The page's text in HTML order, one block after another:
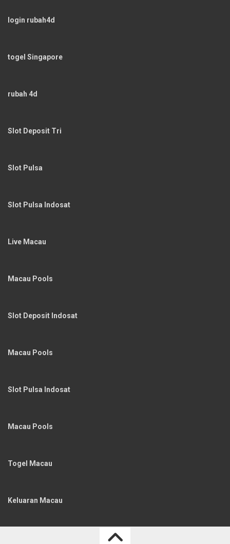
login rubah4d
togel Singapore
rubah 4d
Slot Deposit Tri
Slot Pulsa
Slot Pulsa Indosat
Live Macau
Macau Pools
Slot Deposit Indosat
Macau Pools
Slot Pulsa Indosat
Macau Pools
Togel Macau
Keluaran Macau